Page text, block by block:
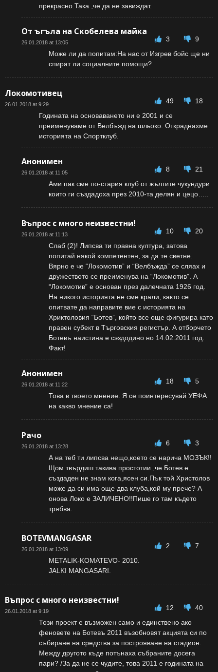
прекрасно.Така ,че да не завиждат.
От ъгъла на Скобелева майка
26.01.2018 at 13:05 3
9
Може ли да попитам:На нас от Изгрев бойс ще ни
спират ли социалните помощи?
Локомотивец
26.01.2018 at 9:29 49
18
Годината на основаването ни е 2001 и се
преименуваме от Велбъжд на шльоко. Откраднахме
историята на Спортклуб.
Анонимен
26.01.2018 at 11:05 8
21
Ами пак сме по-стария клуб от жълтите чукундури
които ги създадоха през 2010-та делян и цецо…..
Въпрос с много неизвестни!
26.01.2018 at 11:13 10
20
Слаб (2)! Липсва ти правна култура, затова
попитай някой компетентен, за да те светне.
Вярно е че “Локомотив” и “Велбъжда” се сляах и
дружеството се преименува на “Локомотив”. А
“Локомотив” е основан през далечната 1926 год.
На никого историята не сме крали, както се
опитвате да направите вие с историята на
Хриктоловия “Ботев”, който все още фигурира като
правен субект в Търговския регистър. А отборчето
Ботевъ наистина е сэздодино но 14.02.2011 год.
Факт!
Анонимен
26.01.2018 at 11:22 18
5
Това в твоето мнение. Я се поинтересувай УЕФА
на какво мнение са!
Рачо
26.01.2018 at 13:28 6
3
А на теб ти липсва нещо,което се нарича МОЗЪК!!
Щом твърдиш такива простотии ,че Ботев е
създаден не знам кога,ясен си.Пък той Христолов
може да си има още два клуба,кой му прече? А
онова Локо е ЗАЛИЧЕНО!!Пише го там където
трябва.
BOTEVMANGASAR
26.01.2018 at 13:09 2
7
METALIK-KOMATEVO- 2010.
JALKI MANGASARI.
Въпрос с много неизвестни!
26.01.2018 at 9:19 12
40
Този проект е възможен само и единствено ако
феновете на Ботевъ 2011 възобновят акцията си по
събиране на средства за построяване на стадион.
Между другото къде потънаха събраните досега
пари? /За да не се чудите, това 2011 е годината на